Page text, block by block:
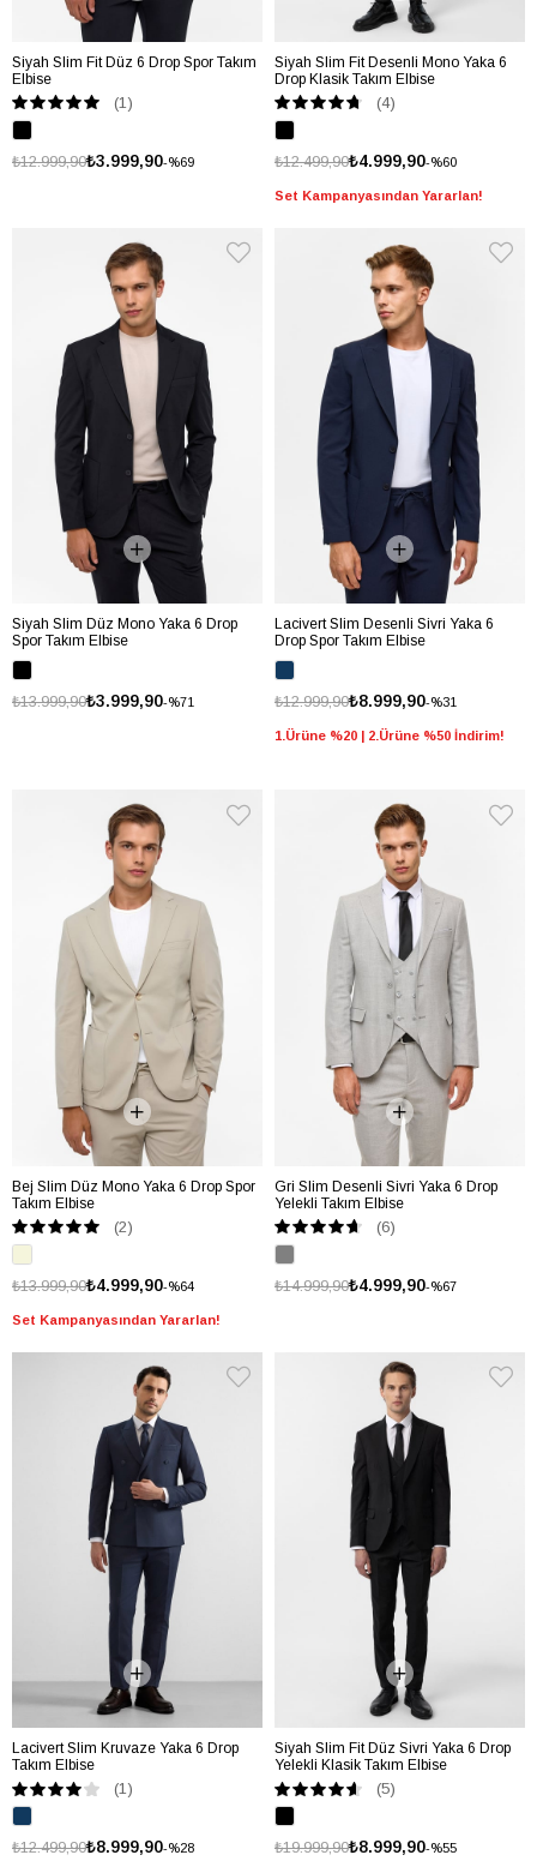
Siyah Slim Fit Düz 6 Drop Spor Takım
Elbise
(1)
%69
₺3.999,90
₺12.999,90
Siyah Slim Fit Desenli Mono Yaka 6
Drop Klasik Takım Elbise
(4)
%60
₺4.999,90
₺12.499,90
Set Kampanyasından Yararlan!
Siyah Slim Düz Mono Yaka 6 Drop
Spor Takım Elbise
%71
₺3.999,90
₺13.999,90
Lacivert Slim Desenli Sivri Yaka 6
Drop Spor Takım Elbise
%31
₺8.999,90
₺12.999,90
1.Ürüne %20 | 2.Ürüne %50 İndirim!
Bej Slim Düz Mono Yaka 6 Drop Spor
Takım Elbise
(2)
%64
₺4.999,90
₺13.999,90
Set Kampanyasından Yararlan!
Gri Slim Desenli Sivri Yaka 6 Drop
Yelekli Takım Elbise
(6)
%67
₺4.999,90
₺14.999,90
Lacivert Slim Kruvaze Yaka 6 Drop
Takım Elbise
(1)
%28
₺8.999,90
₺12.499,90
Siyah Slim Fit Düz Sivri Yaka 6 Drop
Yelekli Klasik Takım Elbise
(5)
%55
₺8.999,90
₺19.999,90